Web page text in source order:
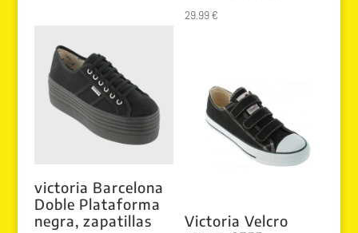
29.99€
victoria Barcelona
Doble Plataforma
negra, zapatillas
Victoria Velcro